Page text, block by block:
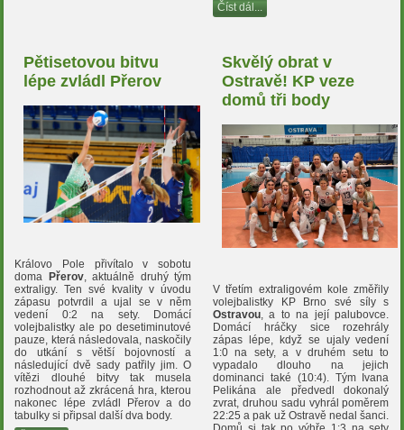
Číst dál...
Pětisetovou bitvu
lépe zvládl Přerov
Královo Pole přivítalo v sobotu
doma
Přerov, aktuálně druhý tým
extraligy. Ten své kvality v úvodu
zápasu potvrdil a ujal se v něm
vedení 0:2 na sety. Domácí
volejbalistky ale po desetiminutové
pauze, která následovala, naskočily
do utkání s větší bojovností a
následující dvě sady patřily jim. O
vítězi dlouhé bitvy tak musela
rozhodnout až zkrácená hra, kterou
nakonec lépe zvládl Přerov a do
tabulky si připsal další dva body.
Skvělý obrat v
Ostravě! KP veze
domů tři body
V třetím extraligovém kole změřily
volejbalistky KP Brno své síly s
Ostravou, a to na její palubovce.
Domácí hráčky sice rozehrály
zápas lépe, když se ujaly vedení
1:0 na sety, a v druhém setu to
vypadalo dlouho na jejich
dominanci také (10:4). Tým Ivana
Pelikána ale předvedl dokonalý
zvrat, druhou sadu vyhrál poměrem
22:25 a pak už Ostravě nedal šanci.